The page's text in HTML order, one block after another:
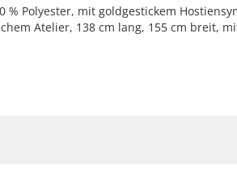
% Polyester, mit goldgestickem
Atelier, 138 cm lang, 155 cm breit,